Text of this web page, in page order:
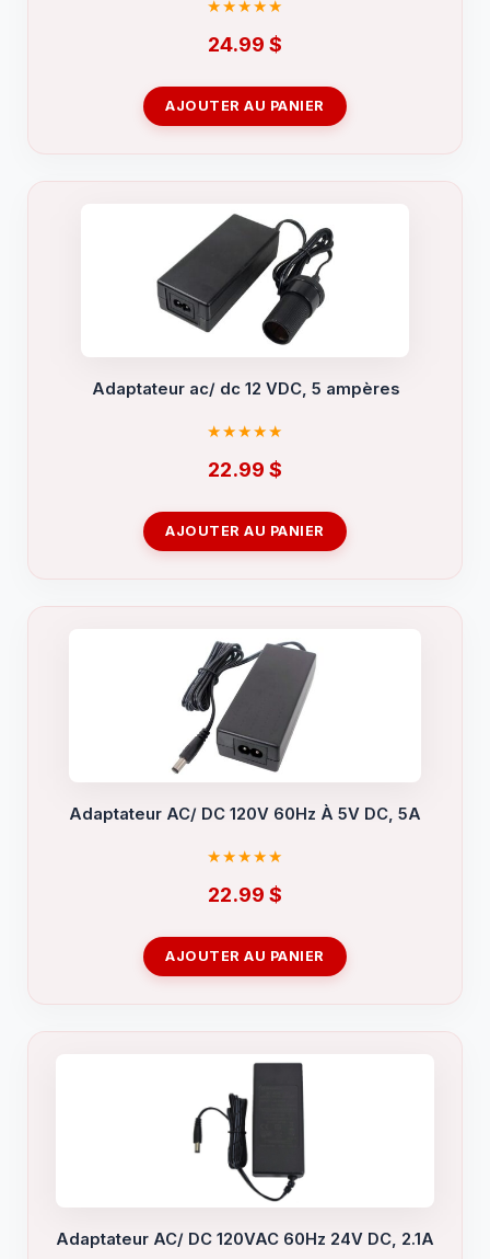
24.99 $
AJOUTER AU PANIER
Adaptateur ac/ dc 12 VDC, 5 ampères
22.99 $
AJOUTER AU PANIER
Adaptateur AC/ DC 120V 60Hz À 5V DC, 5A
22.99 $
AJOUTER AU PANIER
Adaptateur AC/ DC 120VAC 60Hz 24V DC, 2.1A